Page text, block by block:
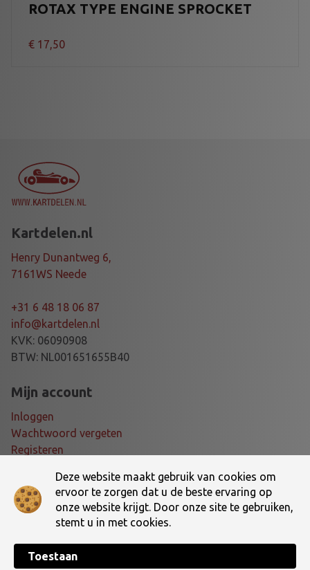
Deze website maakt gebruik van cookies om
ervoor te zorgen dat u de beste ervaring op
onze website krijgt. Door onze site te gebruiken,
stemt u in met cookies.
Toestaan
ROTAX TYPE ENGINE SPROCKET
€ 17,50
Kartdelen.nl
Henry Dunantweg 6,
7161WS Neede
+31 6 48 18 06 87
info@kartdelen.nl
KVK: 06090908
BTW: NL001651655B40
Mijn account
Inloggen
Wachtwoord vergeten
Registeren
Voorwaarden
Algemene voorwaarden
Verzending- en retourbeleid